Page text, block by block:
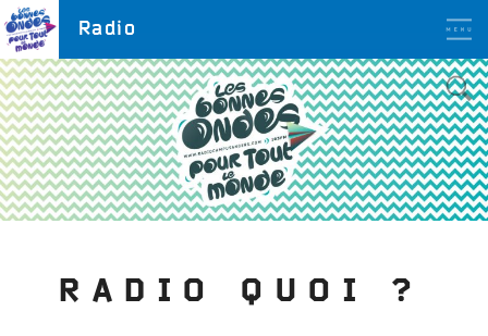
Aller
au
contenu
principal
POUR TOUT LE MONDE !
Radio
RADIO QUOI ?